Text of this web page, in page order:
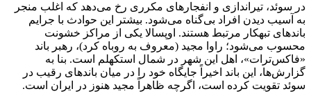
در سوئد، تیراندازی و انفجارهای مکرری رخ می‌دهد که اغلب منجر
به آسیب دیدن افراد بی‌گناه می‌شود. بیشتر این حوادث با جرایم
باندهای تبهکار مرتبط هستند. اوپسالا یکی از مراکز خشونت
محسوب می‌شود؛ راوا مجید (معروف به روباه کرد)، رهبر باند
«فاکس‌ترات»، اهل این شهر در شمال استکهلم است. بنا به
گزارش‌ها، این باند اخیراً جایگاه خود را در میان باندهای رقیب در
سوئد تقویت کرده است، اگرچه ظاهراً مجید هنوز در ایران است.